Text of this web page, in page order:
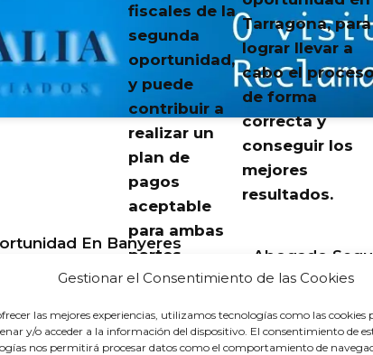
Gestionar el Consentimiento de las Cookies
las mejores experiencias, utilizamos tecnologías como las cookies
y/o acceder a la información del dispositivo. El consentimiento de
nos permitirá procesar datos como el comportamiento de
fiscales de la
segunda
oportunidad,
y puede
contribuir a
realizar un
plan de
pagos
aceptable
para ambas
partes.
Tarragona, para
lograr llevar a
cabo el
de forma
correcta y
conseguir los
mejores
resultados.
En Banyeres
Abogado
Segunda Oportunidad